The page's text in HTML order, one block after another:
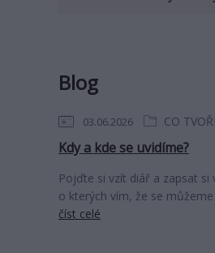
Blog
03.06.2026 CO
Kdy a kde se uvidíme?
Pojďte si vzít diář a zapsat si
o kterých vím, že se můžeme
číst celé